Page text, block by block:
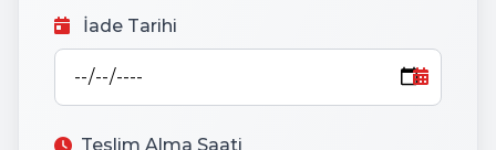
İade Tarihi
Teslim Alma Saati